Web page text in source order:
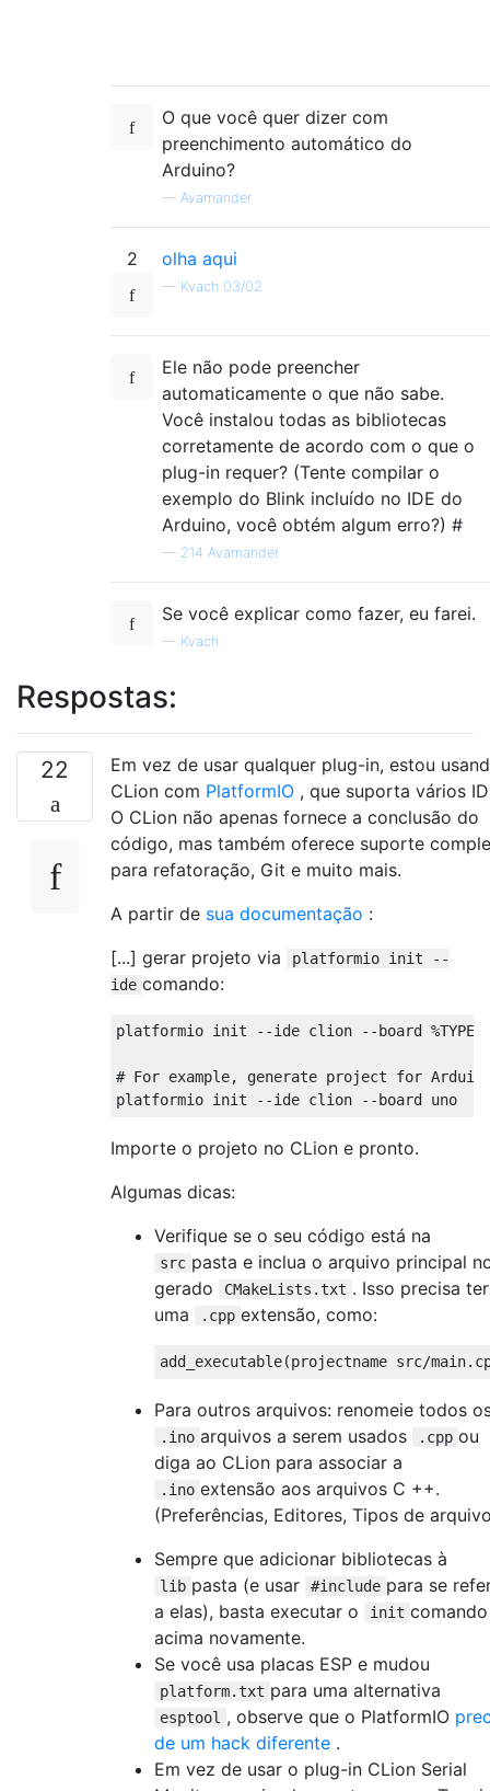
O que você quer dizer com
preenchimento automático do
Arduino?
— Avamander
2 olha aqui
— Kvach 03/02
Ele não pode preencher
automaticamente o que não sabe.
Você instalou todas as bibliotecas
corretamente de acordo com o que o
plug-in requer? (Tente compilar o
exemplo do Blink incluído no IDE do
Arduino, você obtém algum erro?) #
— 214 Avamander
Se você explicar como fazer, eu farei.
— Kvach
Respostas:
22
Em vez de usar qualquer plug-in, estou
CLion com PlatformIO , que suporta vários
O CLion não apenas fornece a conclusão do
código, mas também oferece suporte
para refatoração, Git e muito mais.
A partir de sua documentação :
[...] gerar projeto via
platformio init --
ide comando:
platformio init --ide clion --board %TYPE%
# For example, generate project for Arduino
Importe o projeto no CLion e pronto.
Algumas dicas:
Verifique se o seu código está na
src pasta e inclua o arquivo principal
gerado
CMakeLists.txt . Isso precisa ter
uma
.cpp extensão, como:
Para outros arquivos: renomeie todos
.ino arquivos a serem usados .cpp ou
diga ao CLion para associar a
.ino extensão aos arquivos C ++.
(Preferências, Editores, Tipos de
Sempre que adicionar bibliotecas à
lib pasta (e usar #include para se
a elas), basta executar o
init comando
acima novamente.
Se você usa placas ESP e mudou
platform.txt para uma alternativa
esptool , observe que o PlatformIO
de um hack diferente .
Em vez de usar o plug-in CLion Serial